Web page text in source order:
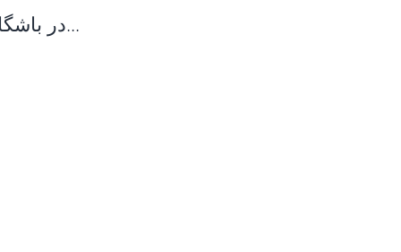
در باشگاه مشتریان رایگان عضو شوید و از مزایای آن بهره مند شوید...